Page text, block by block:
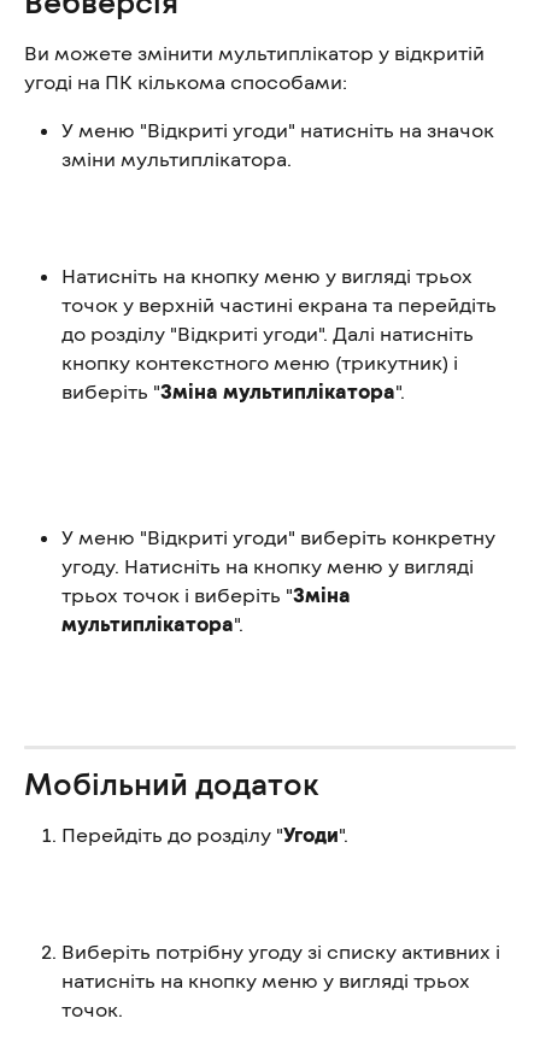
Ви можете змінити мультиплікатор у відкритій
угоді на ПК кількома способами:
У меню "Відкриті угоди" натисніть на значок
зміни мультиплікатора.
Натисніть на кнопку меню у вигляді трьох
точок у верхній частині екрана та перейдіть
до розділу "Відкриті угоди". Далі натисніть
кнопку контекстного меню (трикутник) і
виберіть "Зміна мультиплікатора".
У меню "Відкриті угоди" виберіть конкретну
угоду. Натисніть на кнопку меню у вигляді
трьох точок і виберіть "Зміна
мультиплікатора".
Мобільний додаток
Перейдіть до розділу "Угоди".
Виберіть потрібну угоду зі списку активних і
натисніть на кнопку меню у вигляді трьох
точок.